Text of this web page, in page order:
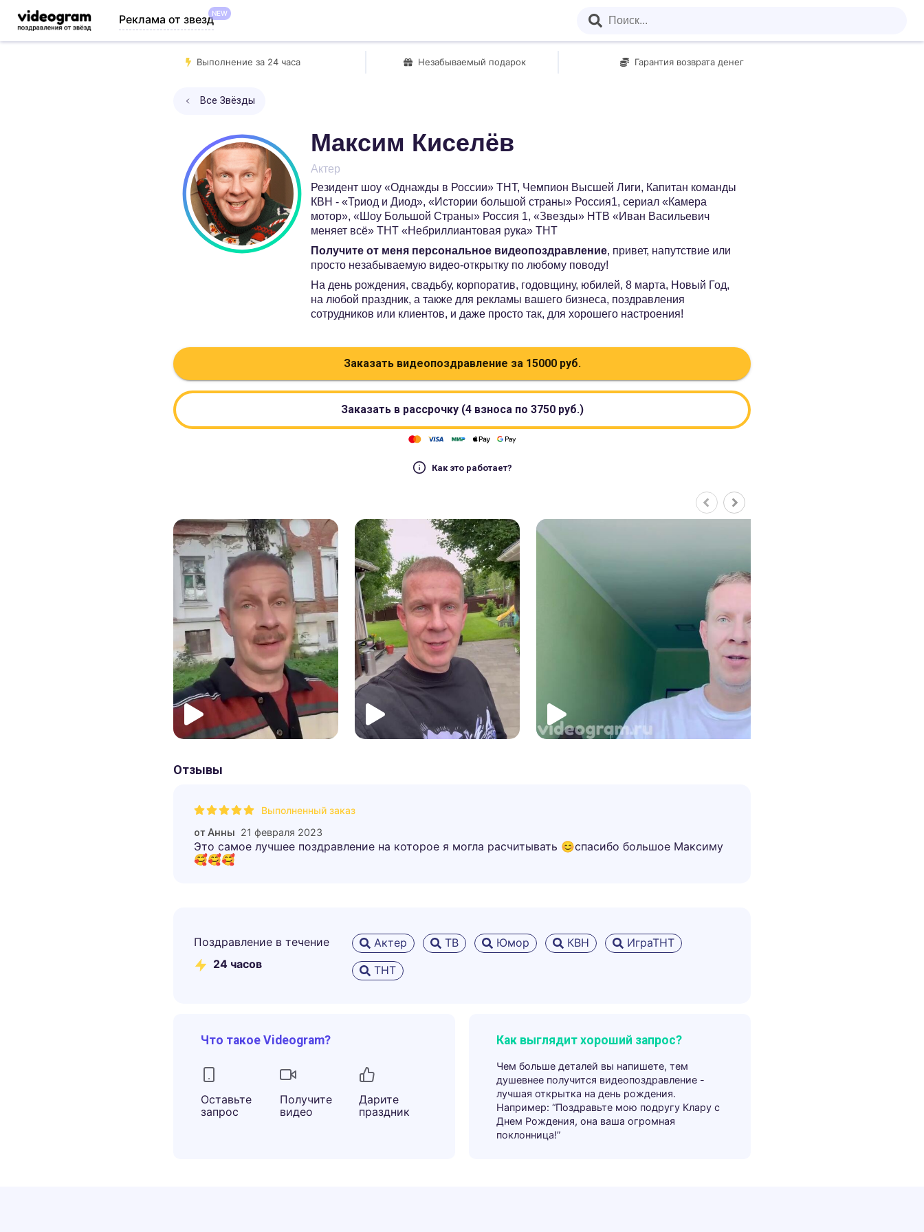
Реклама от звездNEW
Выполнение за 24 часа Незабываемый подарок Гарантия возврата денег
Все Звёзды
Максим Киселёв
Актер
Резидент шоу «Однажды в России» ТНТ, Чемпион Высшей Лиги, Капитан команды
КВН - «Триод и Диод», «Истории большой страны» Россия1, сериал «Камера
мотор», «Шоу Большой Страны» Россия 1, «Звезды» НТВ «Иван Васильевич
меняет всё» ТНТ «Небриллиантовая рука» ТНТ
Получите от меня персональное видеопоздравление, привет, напутствие или
просто незабываемую видео-открытку по любому поводу!
На день рождения, свадьбу, корпоратив, годовщину, юбилей, 8 марта, Новый Год,
на любой праздник, а также для рекламы вашего бизнеса, поздравления
сотрудников или клиентов, и даже просто так, для хорошего настроения!
Заказать видеопоздравление за 15000руб.
Заказать в рассрочку (4 взноса по 3750руб.)
Как это работает?
Отзывы
Выполненный заказ
отАнны 21 февраля 2023
Это самое лучшее поздравление на которое я могла расчитывать 😊спасибо большое Максиму
🥰🥰🥰
Поздравление в течение
24 часов
Актер ТВ Юмор КВН
ИграТНТ
ТНТ
Что такое Videogram?
Оставьте
запрос
Получите
видео
Дарите
праздник
Как выглядит хороший запрос?
Чем больше деталей вы напишете, тем
душевнее получится видеопоздравление -
лучшая открытка на день рождения.
Например: “Поздравьте мою подругу Клару с
Днем Рождения, она ваша огромная
поклонница!”